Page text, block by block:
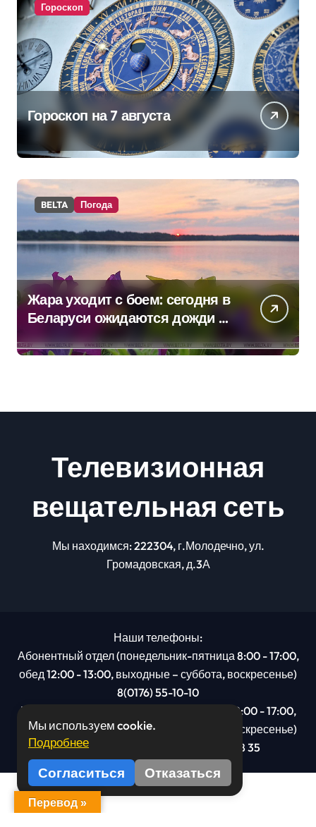
Гороскоп
Гороскоп на 7 августа
BELTA Погода
Жара уходит с боем: сегодня в
Беларуси ожидаются дожди и
грозы
Телевизионная
вещательная сеть
Мы находимся: 222304, г.Молодечно, ул.
Громадовская, д.3А
Наши телефоны:
Абонентный отдел (понедельник-пятница 8:00 - 17:00,
обед 12:00 - 13:00, выходные – суббота, воскресенье)
8(0176) 55-10-10
Рекламный отдел (понедельник-пятница 8:00 - 17:00,
обед 12:00 - 13:00, выходные – суббота, воскресенье)
8(0176): 54 95 80, МТС +375 29 201 78 35
Мы используем cookie.
Подробнее
Согласиться Отказаться
Перевод »